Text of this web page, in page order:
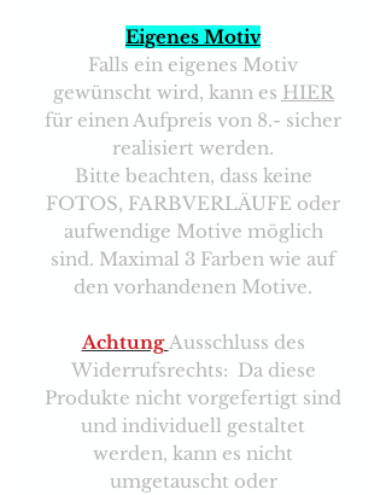
Eigenes Motiv
Falls ein eigenes Motiv
gewünscht wird, kann es HIER
für einen Aufpreis von 8.- sicher
realisiert werden.
Bitte beachten, dass keine
FOTOS, FARBVERLÄUFE oder
aufwendige Motive möglich
sind. Maximal 3 Farben wie auf
den vorhandenen Motive.
AchtungAusschluss des
Widerrufsrechts: Da diese
Produkte nicht vorgefertigt sind
und individuell gestaltet
werden, kann es nicht
umgetauscht oder